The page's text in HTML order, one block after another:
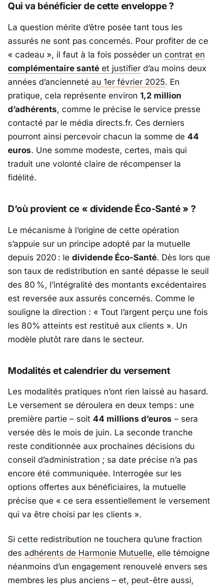
Qui va bénéficier de cette enveloppe ?
La question mérite d’être posée tant tous les
assurés ne sont pas concernés. Pour profiter de ce
« cadeau », il faut à la fois posséder un contrat en
complémentaire santé et justifier d’au moins deux
années d’ancienneté au 1er février 2025. En
pratique, cela représente environ 1,2 million
d’adhérents, comme le précise le service presse
contacté par le média directs.fr. Ces derniers
pourront ainsi percevoir chacun la somme de 44
euros. Une somme modeste, certes, mais qui
traduit une volonté claire de récompenser la
fidélité.
D’où provient ce « dividende Éco-Santé » ?
Le mécanisme à l’origine de cette opération
s’appuie sur un principe adopté par la mutuelle
depuis 2020 : le dividende Éco-Santé. Dès lors que
son taux de redistribution en santé dépasse le seuil
des 80 %, l’intégralité des montants excédentaires
est reversée aux assurés concernés. Comme le
souligne la direction : « Tout l’argent perçu une fois
les 80% atteints est restitué aux clients ». Un
modèle plutôt rare dans le secteur.
Modalités et calendrier du versement
Les modalités pratiques n’ont rien laissé au hasard.
Le versement se déroulera en deux temps : une
première partie – soit 44 millions d’euros – sera
versée dès le mois de juin. La seconde tranche
reste conditionnée aux prochaines décisions du
conseil d’administration ; sa date précise n’a pas
encore été communiquée. Interrogée sur les
options offertes aux bénéficiaires, la mutuelle
précise que « ce sera essentiellement le versement
qui va être choisi par les clients ».
Si cette redistribution ne touchera qu’une fraction
des adhérents de Harmonie Mutuelle, elle témoigne
néanmoins d’un engagement renouvelé envers ses
membres les plus anciens – et, peut-être aussi,